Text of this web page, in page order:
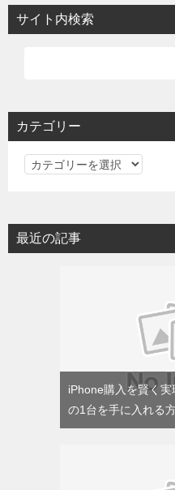
サイト内検索
カテゴリー
カ
リ
ー
最近の記事
iPhone購入を賢く
の1台を手に入れる